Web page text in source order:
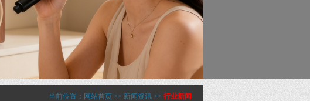
当前位置： 网站首页 >> 新闻资讯 >> 行业新闻